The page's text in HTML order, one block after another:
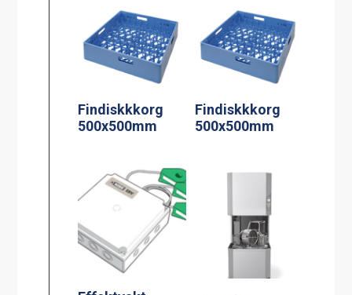
Findiskkkorg
500x500mm
Findiskkkorg
500x500mm